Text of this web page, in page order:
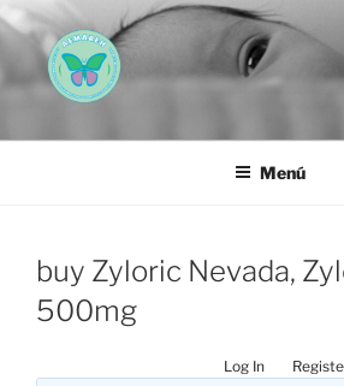
Saltar
al
contenido
AEMAREH
Menú
buy Zyloric Nevada,
500mg
Log In